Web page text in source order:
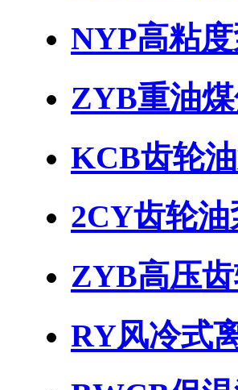
NYP高粘度
ZYB重油
KCB齿轮
2CY齿轮油
ZYB高压
RY风冷式